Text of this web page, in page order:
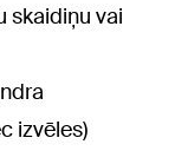
skaidiņu vai
izvēles)